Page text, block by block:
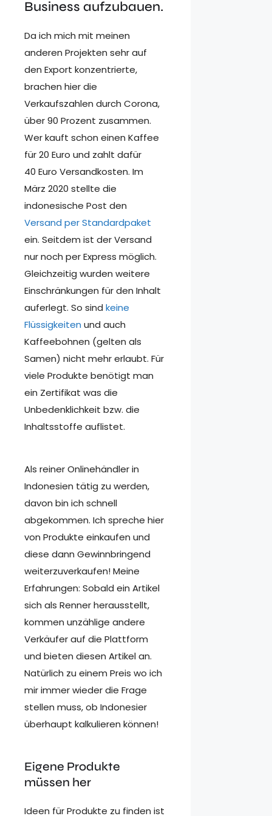
Business aufzubauen.
Da ich mich mit meinen
anderen Projekten sehr auf
den Export konzentrierte,
brachen hier die
Verkaufszahlen durch Corona,
über 90 Prozent zusammen.
Wer kauft schon einen Kaffee
für 20 Euro und zahlt dafür
40 Euro Versandkosten. Im
März 2020 stellte die
indonesische Post den
Versand per Standardpaket
ein. Seitdem ist der Versand
nur noch per Express möglich.
Gleichzeitig wurden weitere
Einschränkungen für den Inhalt
auferlegt. So sind keine
Flüssigkeiten und auch
Kaffeebohnen (gelten als
Samen) nicht mehr erlaubt. Für
viele Produkte benötigt man
ein Zertifikat was die
Unbedenklichkeit bzw. die
Inhaltsstoffe auflistet.
Als reiner Onlinehändler in
Indonesien tätig zu werden,
davon bin ich schnell
abgekommen. Ich spreche hier
von Produkte einkaufen und
diese dann Gewinnbringend
weiterzuverkaufen! Meine
Erfahrungen: Sobald ein Artikel
sich als Renner herausstellt,
kommen unzählige andere
Verkäufer auf die Plattform
und bieten diesen Artikel an.
Natürlich zu einem Preis wo ich
mir immer wieder die Frage
stellen muss, ob Indonesier
überhaupt kalkulieren können!
Eigene Produkte
müssen her
Ideen für Produkte zu finden ist